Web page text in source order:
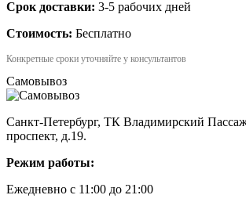
Срок доставки: 3-5 рабочих дней
Стоимость: Бесплатно
Конкретные сроки уточняйте у консультантов
Самовывоз
Санкт-Петербург, ТК Владимирский
проспект, д.19.
Режим работы:
Ежедневно с 11:00 до 21:00